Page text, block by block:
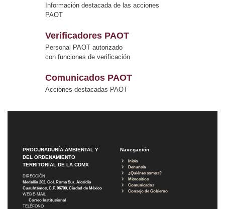
Información destacada de las acciones
PAOT
Verificadores PAOT
Personal PAOT autorizado
con funciones de verificación
Comunicados PAOT
Acciones destacadas PAOT
PROCURADURÍA AMBIENTAL Y
DEL ORDENAMIENTO
TERRITORIAL DE LA CDMX
DIRECCIÓN
Medellín 202, Col. Roma Sur, Alcaldía
Cuauhtémoc, C.P. 06700, Ciudad de México
WEB E-MAIL
Correo Institucional
TELÉFONO
Navegación
Inicio
Denuncia
¿Quiénes somos?
Micrositios
Comunicados
Consejo de Gobierno